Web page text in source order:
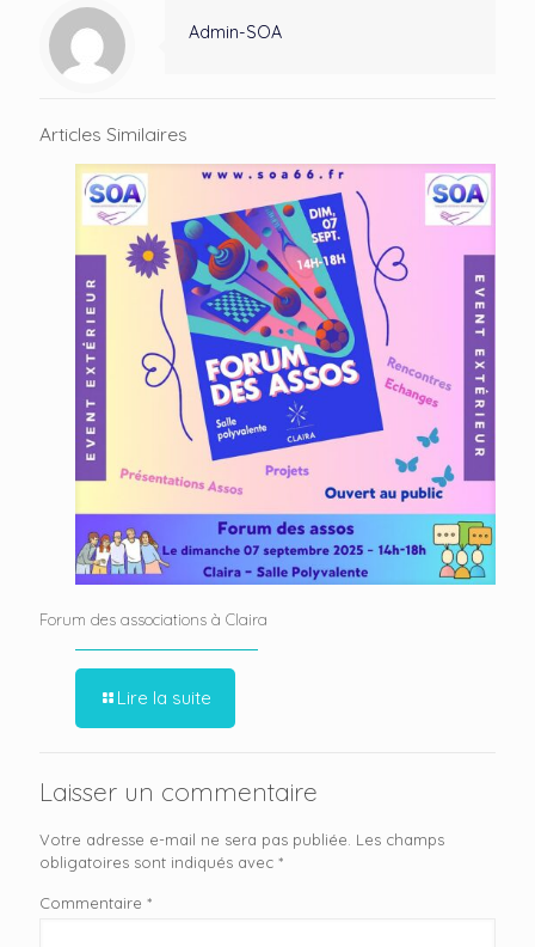
Admin-SOA
Articles Similaires
Forum des associations à Claira
Lire la suite
Laisser un commentaire
Votre adresse e-mail ne sera pas publiée. Les champs
obligatoires sont indiqués avec *
Commentaire *